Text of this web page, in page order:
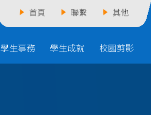
首頁 聯繫 其他
學生事務 學生成就 校園剪影